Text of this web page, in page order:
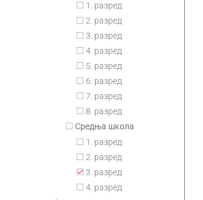
1. разред
2. разред
3. разред
4. разред
5. разред
6. разред
7. разред
8. разред
Средња школа
1. разред
2. разред
3. разред
4. разред